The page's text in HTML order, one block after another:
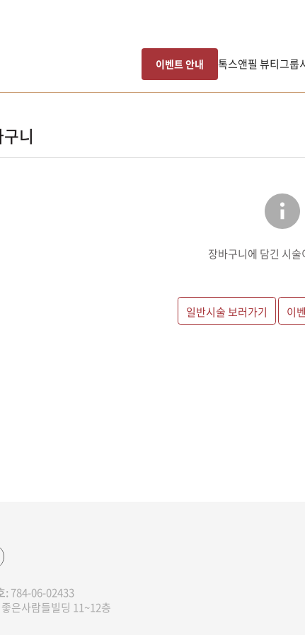
이벤트 안내 톡스앤필 뷰티그룹
니
장바구니에 담긴 시
일반시술 보러가기 이
: 784-06-02433
은사람들빌딩 11~12층